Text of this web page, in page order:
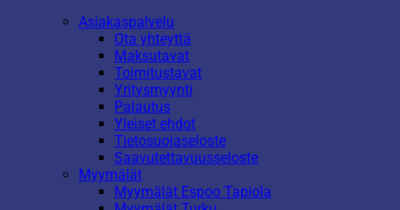
Asiakaspalvelu
Ota yhteyttä
Maksutavat
Toimitustavat
Yritysmyynti
Palautus
Yleiset ehdot
Tietosuojaseloste
Saavutettavuusseloste
Myymälät
Myymälät Espoo Tapiola